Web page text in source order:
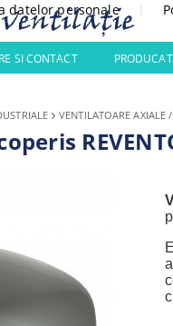
datelor personale
SI CONTACT
VENTILATOARE AXIALE